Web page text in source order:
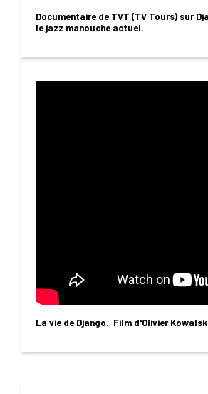
Documentaire de TVT (TV Tours) sur
le jazz manouche actuel.
La vie de Django. Film d'Olivier